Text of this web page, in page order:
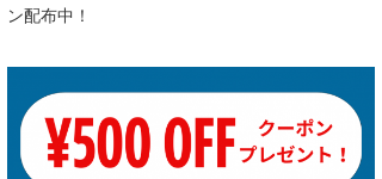
ン配布中！